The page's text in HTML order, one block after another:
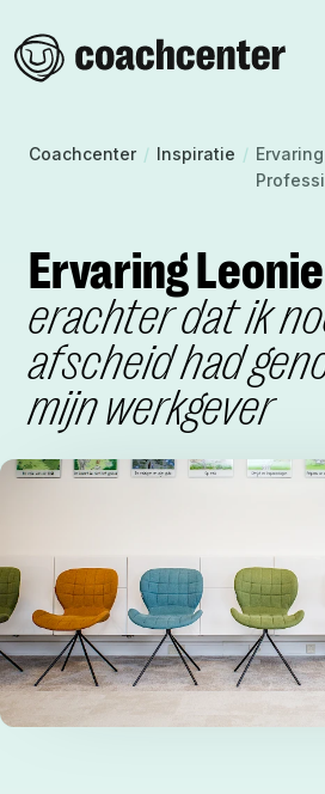
Homepage
Inspiratie
Webshop
Coachcenter / Inspiratie /
Ervaring Leonie
erachter dat ik
afscheid had
mijn werkgever